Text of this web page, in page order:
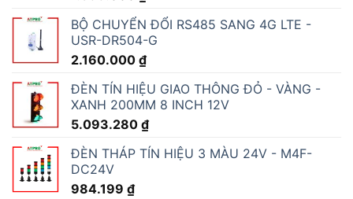
BỘ CHUYỂN ĐỔI RS485 SANG 4G LTE -
USR-DR504-G
2.160.000 ₫
ĐÈN TÍN HIỆU GIAO THÔNG ĐỎ - VÀNG -
XANH 200MM 8 INCH 12V
5.093.280 ₫
ĐÈN THÁP TÍN HIỆU 3 MÀU 24V - M4F-
DC24V
984.199 ₫